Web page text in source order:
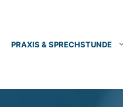
PRAXIS & SPRECHSTUNDE